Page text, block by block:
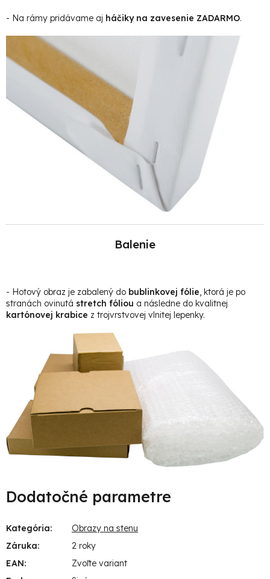
- Na rámy pridávame aj háčiky na zavesenie ZADARMO.
Balenie
- Hotový obraz je zabalený do bublinkovej fólie, ktorá je po
stranách ovinutá stretch fóliou a následne do kvalitnej
kartónovej krabice z trojvrstvovej vlnitej lepenky.
Dodatočné parametre
Kategória:
Obrazy na stenu
Záruka:
2 roky
EAN:
Zvoľte variant